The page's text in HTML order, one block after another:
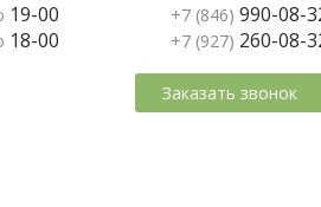
19-00
18-00
+7 (846) 990-08-
+7 (927) 260-08-
Заказать звонок